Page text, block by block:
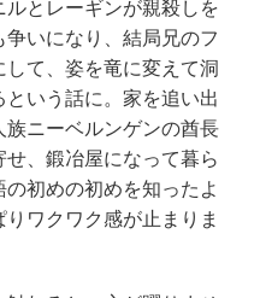
とレーギンが親殺しを
いになり、結局兄のフ
て、姿を竜に変えて洞
いう話に。家を追い出
族ニーベルンゲンの酋長
、鍛冶屋になって暮ら
初めの初めを知ったよ
ワクワク感が止まりま